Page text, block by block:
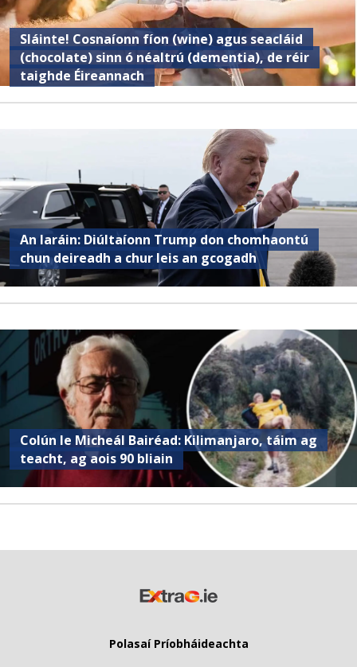
Sláinte! Cosnaíonn fíon (wine) agus seacláid
(chocolate) sinn ó néaltrú (dementia), de réir
taighde Éireannach
An Iaráin: Diúltaíonn Trump don chomhaontú
chun deireadh a chur leis an gcogadh
Colún le Micheál Bairéad: Kilimanjaro, táim ag
teacht, ag aois 90 bliain
Polasaí Príobháideachta